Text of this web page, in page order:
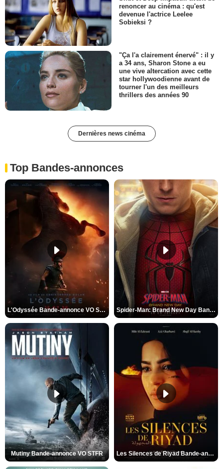
renoncer au cinéma : qu'est
devenue l'actrice Leelee
Sobieksi ?
"Ça l'a clairement énervé" : il y
a 34 ans, Sharon Stone a eu
une vive altercation avec cette
star hollywoodienne avant de
tourner l'un des meilleurs
thrillers des années 90
Dernières news cinéma
Top Bandes-annonces
L'Odyssée Bande-annonce VO STFR Spider-Man: Brand New Day Bande-annonce VO STFR
Mutiny Bande-annonce VO STFR Les Silences de Riyad Bande-annonce VO STFR